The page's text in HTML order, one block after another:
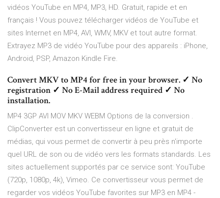
vidéos YouTube en MP4, MP3, HD. Gratuit, rapide et en
français ! Vous pouvez télécharger vidéos de YouTube et
sites Internet en MP4, AVI, WMV, MKV et tout autre format.
Extrayez MP3 de vidéo YouTube pour des appareils : iPhone,
Android, PSP, Amazon Kindle Fire.
Convert MKV to MP4 for free in your browser. ✓ No
registration ✓ No E-Mail address required ✓ No
installation.
MP4 3GP AVI MOV MKV WEBM Options de la conversion .
ClipConverter est un convertisseur en ligne et gratuit de
médias, qui vous permet de convertir à peu près n'importe
quel URL de son ou de vidéo vers les formats standards. Les
sites actuellement supportés par ce service sont: YouTube
(720p, 1080p, 4k), Vimeo. Ce convertisseur vous permet de
regarder vos vidéos YouTube favorites sur MP3 en MP4 -